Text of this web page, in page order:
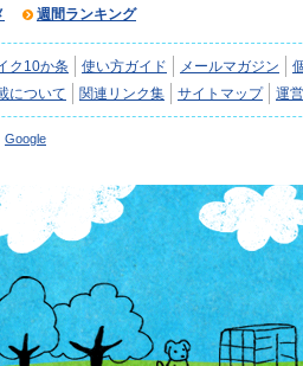
週間ランキング
ク10か条 使い方ガイド メールマガジン
について 関連リンク集 サイトマップ 運
Google